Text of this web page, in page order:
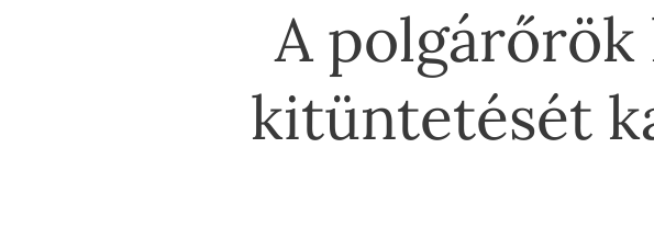
A polgárőrök
kitüntetését